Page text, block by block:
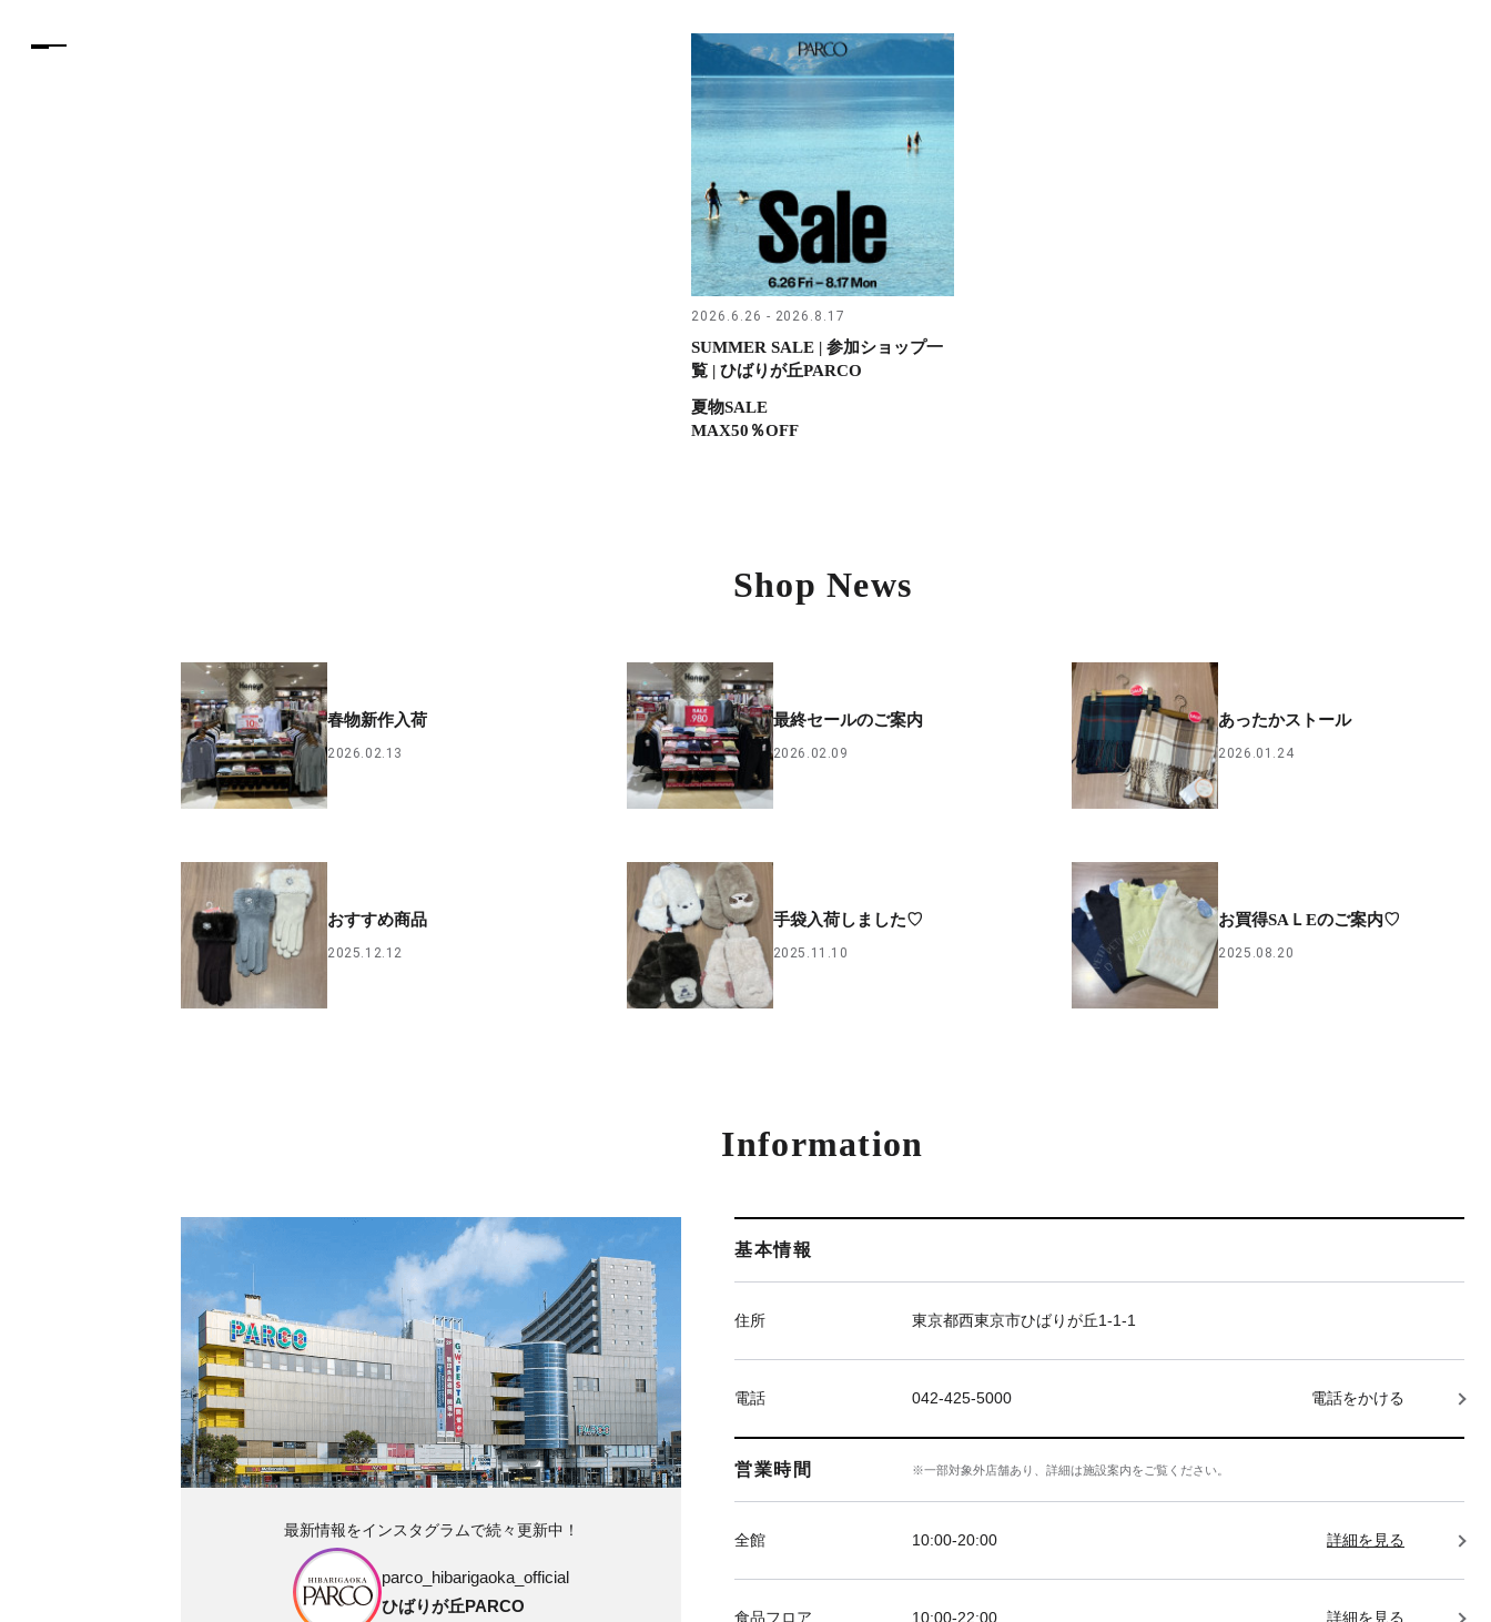
2026.6.26 - 2026.8.17
SUMMER SALE | 参加ショップ一
覧 | ひばりが丘PARCO
夏物SALE
MAX50％OFF
Shop News
春物新作入荷
2026.02.13
最終セールのご案内
2026.02.09
あったかストール
2026.01.24
おすすめ商品
2025.12.12
手袋入荷しました♡
2025.11.10
お買得SAＬEのご案内♡
2025.08.20
Information
基本情報
住所 東京都西東京市ひばりが丘1-1-1
電話 042-425-5000 電話をかける
営業時間 ※一部対象外店舗あり、詳細は施設案内をご覧ください。
全館 10:00-20:00 詳細を見る
食品フロア 10:00-22:00 詳細を見る
最新情報をインスタグラムで続々更新中！
parco_hibarigaoka_official
ひばりが丘PARCO